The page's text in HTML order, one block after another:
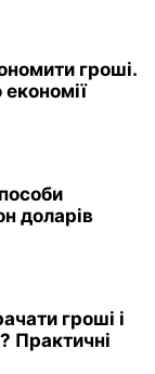
гроші.
доларів
гроші і
Практичні